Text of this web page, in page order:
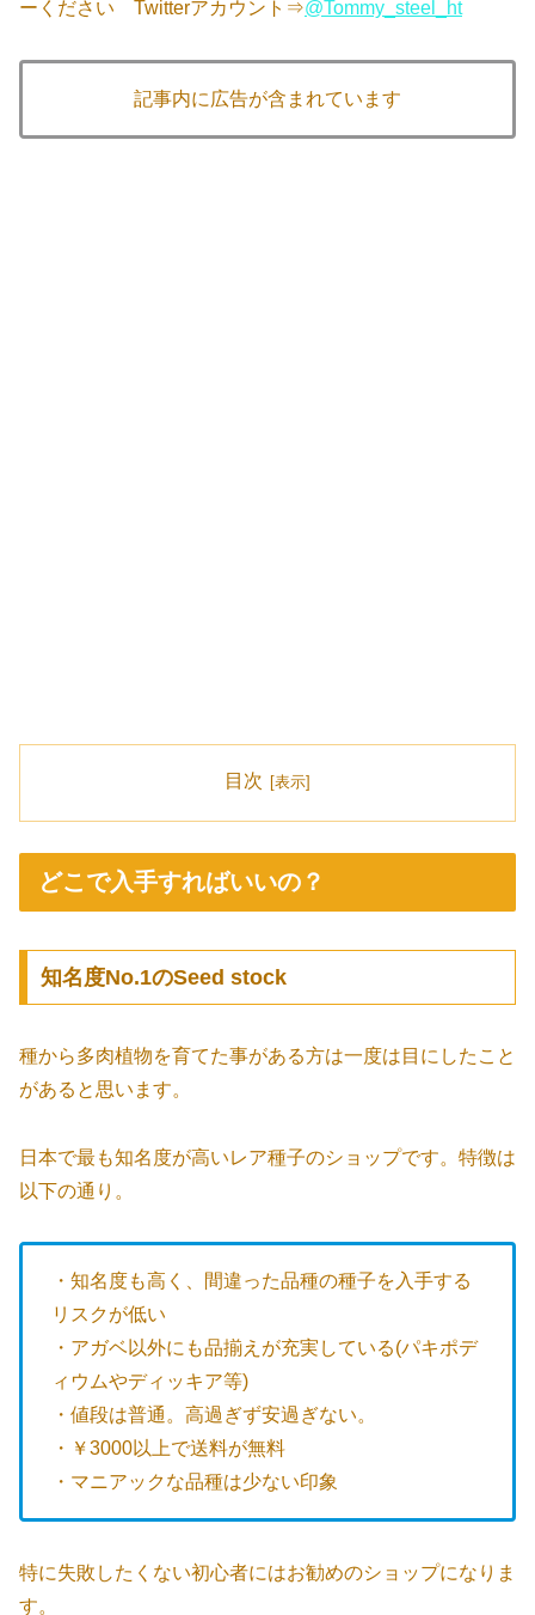
ーください Twitterアカウント⇒@Tommy_steel_ht
記事内に広告が含まれています
目次
どこで入手すればいいの？
知名度No.1のSeed stock
種から多肉植物を育てた事がある方は一度は目にしたこと
があると思います。
日本で最も知名度が高いレア種子のショップです。特徴は
以下の通り。
・知名度も高く、間違った品種の種子を入手する
リスクが低い
・アガベ以外にも品揃えが充実している(パキポデ
ィウムやディッキア等)
・値段は普通。高過ぎず安過ぎない。
・￥3000以上で送料が無料
・マニアックな品種は少ない印象
特に失敗したくない初心者にはお勧めのショップになりま
す。